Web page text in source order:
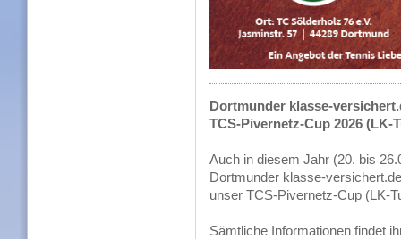
Dortmunder klasse-
TCS-Pivernetz-Cup 2026 (LK-
Auch in diesem Jahr (20. bis
Dortmunder klasse-
unser TCS-Pivernetz-Cup (LK-
Sämtliche Informationen findet